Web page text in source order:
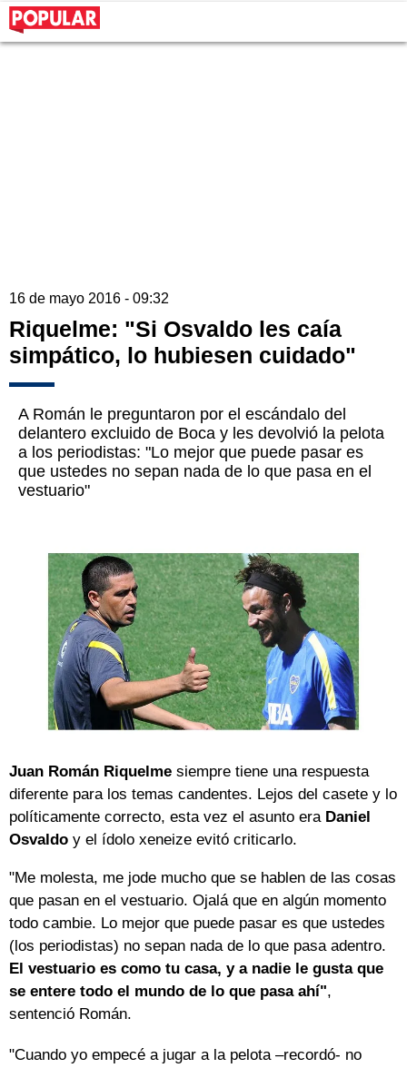
16 de mayo 2016 - 09:32
Riquelme: "Si Osvaldo les caía
simpático, lo hubiesen cuidado"
A Román le preguntaron por el escándalo del
delantero excluido de Boca y les devolvió la pelota
a los periodistas: "Lo mejor que puede pasar es
que ustedes no sepan nada de lo que pasa en el
vestuario"
Juan Román Riquelme siempre tiene una respuesta
diferente para los temas candentes. Lejos del casete y lo
políticamente correcto, esta vez el asunto era Daniel
Osvaldo y el ídolo xeneize evitó criticarlo.
"Me molesta, me jode mucho que se hablen de las cosas
que pasan en el vestuario. Ojalá que en algún momento
todo cambie. Lo mejor que puede pasar es que ustedes
(los periodistas) no sepan nada de lo que pasa adentro.
El vestuario es como tu casa, y a nadie le gusta que
se entere todo el mundo de lo que pasa ahí",
sentenció Román.
"Cuando yo empecé a jugar a la pelota –recordó- no